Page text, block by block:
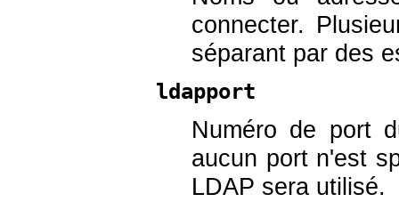
connecter.
séparant par des
ldapport
Numéro de port
aucun port n'est
LDAP sera utilisé.